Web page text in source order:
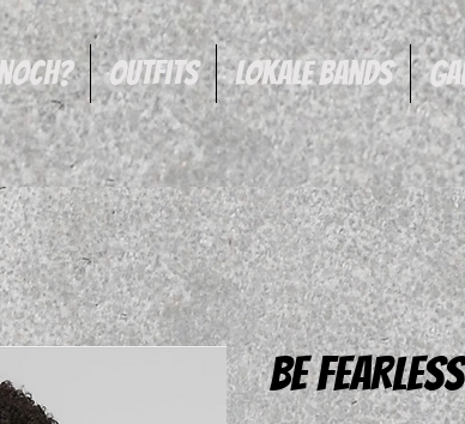
Outfits Lokale Bands
BE FEARLESS